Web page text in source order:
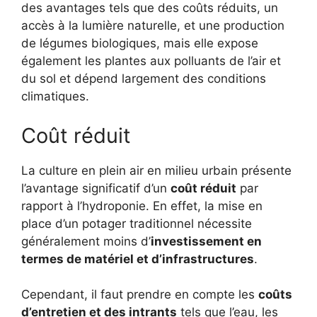
des avantages tels que des coûts réduits, un
accès à la lumière naturelle, et une production
de légumes biologiques, mais elle expose
également les plantes aux polluants de l’air et
du sol et dépend largement des conditions
climatiques.
Coût réduit
La culture en plein air en milieu urbain présente
l’avantage significatif d’un coût réduit par
rapport à l’hydroponie. En effet, la mise en
place d’un potager traditionnel nécessite
généralement moins d’investissement en
termes de matériel et d’infrastructures.
Cependant, il faut prendre en compte les coûts
d’entretien et des intrants tels que l’eau, les